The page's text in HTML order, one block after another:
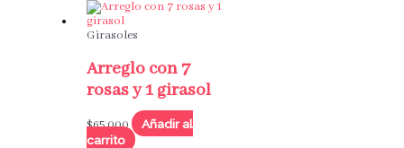
Girasoles
Arreglo con 7
rosas y 1 girasol
$65,000
Añadir al
carrito